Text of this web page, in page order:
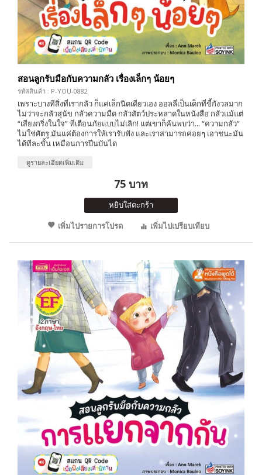
สอนลูกรับมือกับความกลัว เรื่องเล็กๆ น้อยๆ
รหัสสินค้า : P-YOU-0882
เพราะบางทีสิ่งที่เรากลัว ก็แค่เล็กนิดเดียวเอง ออลลี่เป็นเด็กที่ขี้กังวลมาก
ไม่ว่าจะกลัวสุนัข กลัวความมืด กลัวสัตว์ประหลาดในหนังสือ กลัวแม้แต่
“เสียงกริ่งในใจ” ที่เตือนภัยแบบไม่เลิก! แต่เขาก็ค้นพบว่า... “ความกลัว”
ไม่ใช่ศัตรู มันแค่ต้องการให้เรารับฟัง และเราสามารถค่อยๆ เอาชนะมัน
ได้ทีละขั้น เหมือนการปีนบันได
ดูรายละเอียดเพิ่มเติม
75 บาท
หยิบใส่ตะกร้า
เพิ่มไปรายการโปรด
เพิ่มไปเปรียบเทียบ